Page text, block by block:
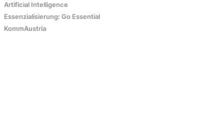
Artificial Intelligence
Essenzialisierung: Go Essential
KommAustria